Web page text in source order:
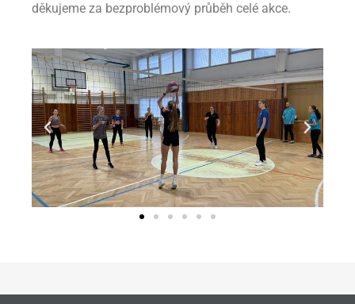
děkujeme za bezproblémový průběh celé akce.